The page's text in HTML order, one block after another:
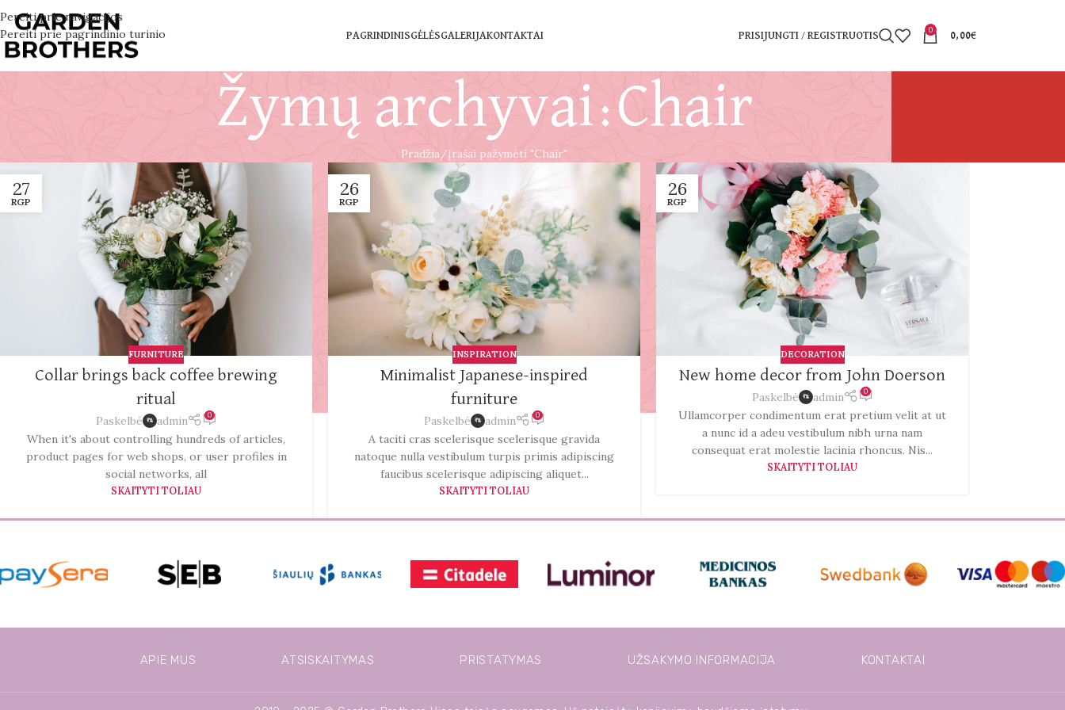
Pereiti prie navigacijos
Pereiti prie pagrindinio turinio
PAGRINDINISGĖLĖSGALERIJAKONTAKTAI PRISIJUNGTI / REGISTRUOTIS
0
0,00€
Žymų archyvai:Chair
Pradžia Įrašai pažymėti "Chair"
27
RGP
FURNITURE
Collar brings back coffee brewing
ritual
Paskelbė admin 0
When it's about controlling hundreds of articles,
product pages for web shops, or user profiles in
social networks, all
SKAITYTI TOLIAU
26
RGP
INSPIRATION
Minimalist Japanese-inspired
furniture
Paskelbė admin 0
A taciti cras scelerisque scelerisque gravida
natoque nulla vestibulum turpis primis adipiscing
faucibus scelerisque adipiscing aliquet...
SKAITYTI TOLIAU
26
RGP
DECORATION
New home decor from John Doerson
Paskelbė admin 0
Ullamcorper condimentum erat pretium velit at ut
a nunc id a adeu vestibulum nibh urna nam
consequat erat molestie lacinia rhoncus. Nis...
SKAITYTI TOLIAU
APIE MUS ATSISKAITYMAS PRISTATYMAS UŽSAKYMO INFORMACIJA KONTAKTAI